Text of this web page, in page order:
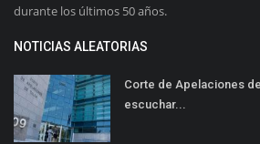
durante los últimos 50 años.
NOTICIAS ALEATORIAS
Corte de Apelaciones
escuchar...